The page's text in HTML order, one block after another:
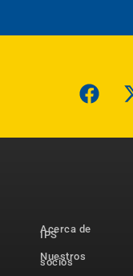
Acerca de
IPS
Nuestros
socios